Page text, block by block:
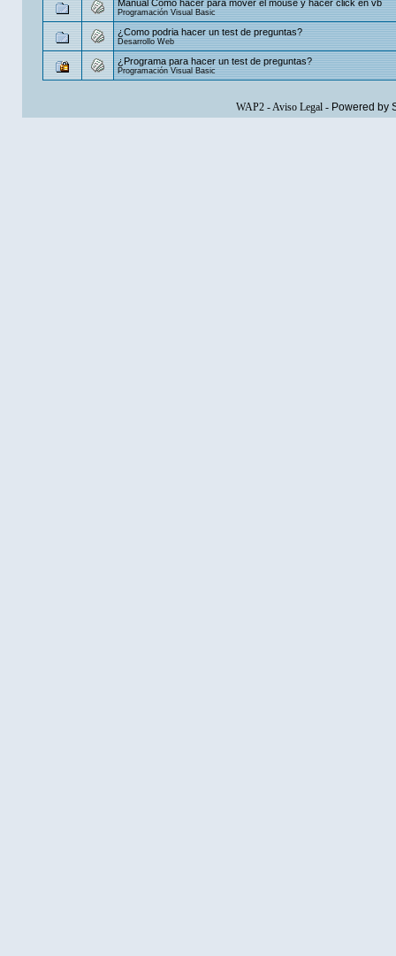
Manual Como hacer para mover el mouse y hacer click en vb
Programación Visual Basic
¿Como podria hacer un test de preguntas?
Desarrollo Web
¿Programa para hacer un test de preguntas?
Programación Visual Basic
WAP2-Aviso Legal- Powered by